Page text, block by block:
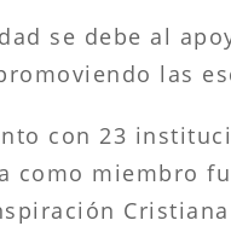
se debe al
las
con 23
miembro